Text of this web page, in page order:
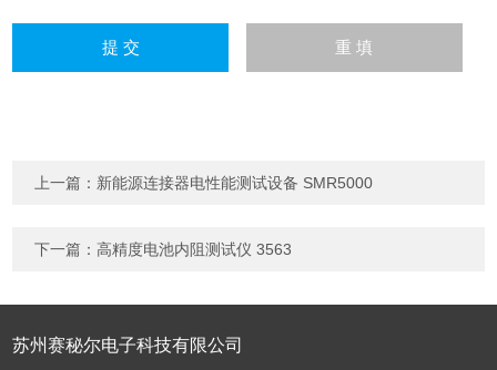
上一篇： 新能源连接器电性能测试设备 SMR5000
下一篇：高精度电池内阻测试仪 3563
苏州赛秘尔电子科技有限公司